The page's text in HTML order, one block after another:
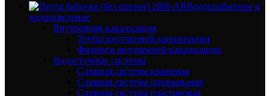
Водоснабжение и
водоотведение
Внутренняя канализация
Трубы внутренней канализации
Фитинги внутренней канализации
Водосточные системы
Сливная система крашеная
Сливная система оцинкованая
Сливная система пластиковая